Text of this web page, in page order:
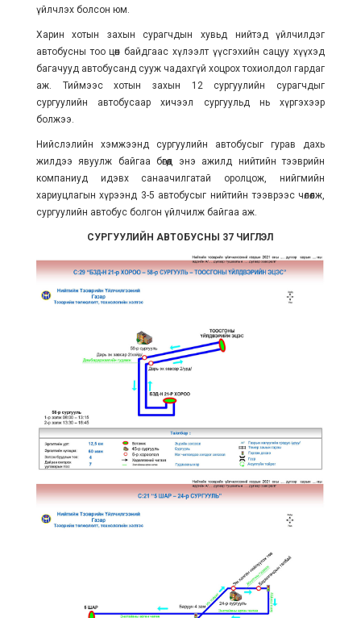
үйлчлэх болсон юм.
Харин хотын захын сурагчдын хувьд нийтэд үйлчилдэг
автобусны тоо цөөн байдгаас хүлээлт үүсгэхийн сацуу хүүхэд
багачууд автобусанд сууж чадахгүй хоцрох тохиолдол гардаг
аж. Тиймээс хотын захын 12 сургуулийн сурагчдыг
сургуулийн автобусаар хичээл сургуульд нь хүргэхээр
болжээ.
Нийслэлийн хэмжээнд сургуулийн автобусыг гурав дахь
жилдээ явуулж байгаа бөгөөд энэ ажилд нийтийн тээврийн
компаниуд идэвх санаачилгатай оролцож, нийгмийн
хариуцлагын хүрээнд 3-5 автобусыг нийтийн тээврээс чөлөөлж,
сургуулийн автобус болгон үйлчилж байгаа аж.
СУРГУУЛИЙН АВТОБУСНЫ 37 ЧИГЛЭЛ